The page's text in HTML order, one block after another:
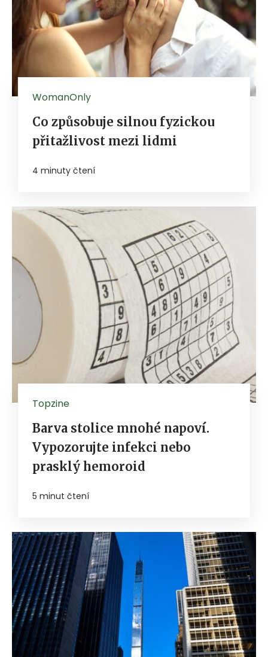
WomanOnly
Co způsobuje silnou fyzickou
přitažlivost mezi lidmi
4 minuty čtení
Topzine
Barva stolice mnohé napoví.
Vypozorujte infekci nebo
prasklý hemoroid
5 minut čtení